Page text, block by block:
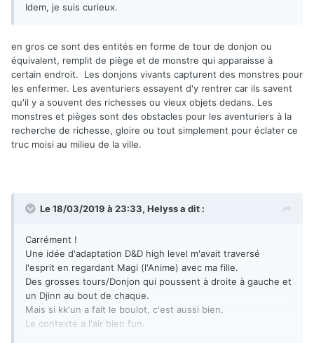
Idem, je suis curieux.
en gros ce sont des entités en forme de tour de donjon ou
équivalent, remplit de piège et de monstre qui apparaisse à
certain endroit. Les donjons vivants capturent des monstres pour
les enfermer. Les aventuriers essayent d'y rentrer car ils savent
qu'il y a souvent des richesses ou vieux objets dedans. Les
monstres et pièges sont des obstacles pour les aventuriers à la
recherche de richesse, gloire ou tout simplement pour éclater ce
truc moisi au milieu de la ville.
Le 18/03/2019 à 23:33, Helyssa dit :
Carrément !
Une idée d'adaptation D&D high level m'avait traversé
l'esprit en regardant Magi (l'Anime) avec ma fille.
Des grosses tours/Donjon qui poussent à droite à gauche et
un Djinn au bout de chaque.
Mais si kk'un a fait le boulot, c'est aussi bien.
Le contexte a l'air bien fun.